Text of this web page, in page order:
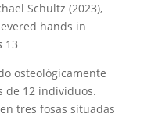
Schultz (2023),
hands in
13
osteológicamente
de 12 individuos.
tres fosas situadas